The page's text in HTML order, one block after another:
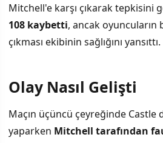
Mitchell'e karşı çıkarak tepkisini
108 kaybetti, ancak
çıkması ekibinin sağlığını yansıttı.
İÇINDEKILER
Olay Nasıl Gelişti
Olay Nasıl Gelişti
Maçın üçüncü çeyreğinde Castle
yaparken Mitchell tarafından